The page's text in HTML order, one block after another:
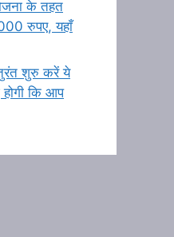
के तहत
रुपए, यहाँ
शुरु करें ये
कि आप